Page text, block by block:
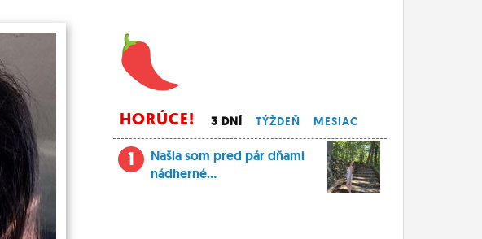
HORÚCE! 3 DNÍ TÝŽDEŇ MESIAC
1
Našla som pred pár dňami
nádherné...